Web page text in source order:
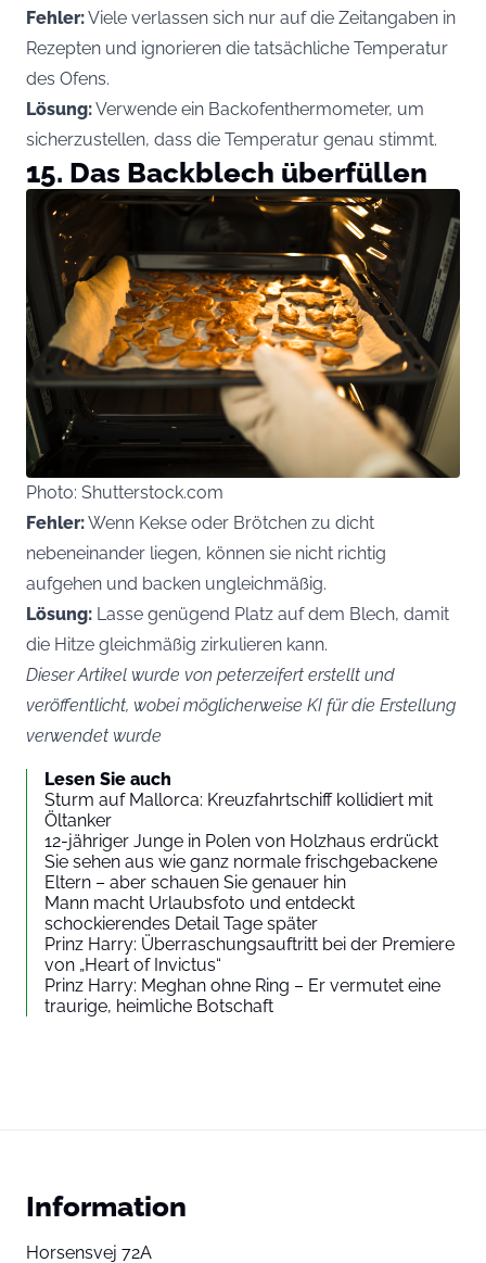
Fehler:Viele verlassen sich nur auf die Zeitangaben in
Rezepten und ignorieren die tatsächliche Temperatur
des Ofens.
Lösung:Verwende ein Backofenthermometer, um
sicherzustellen, dass die Temperatur genau stimmt.
15. Das Backblech überfüllen
Photo: Shutterstock.com
Fehler:Wenn Kekse oder Brötchen zu dicht
nebeneinander liegen, können sie nicht richtig
aufgehen und backen ungleichmäßig.
Lösung: Lasse genügend Platz auf dem Blech, damit
die Hitze gleichmäßig zirkulieren kann.
Dieser Artikel wurde von peterzeifert erstellt und
veröffentlicht, wobei möglicherweise KI für die Erstellung
verwendet wurde
Lesen Sie auch
Sturm auf Mallorca: Kreuzfahrtschiff kollidiert mit
Öltanker
12-jähriger Junge in Polen von Holzhaus erdrückt
Sie sehen aus wie ganz normale frischgebackene
Eltern – aber schauen Sie genauer hin
Mann macht Urlaubsfoto und entdeckt
schockierendes Detail Tage später
Prinz Harry: Überraschungsauftritt bei der Premiere
von „Heart of Invictus“
Prinz Harry: Meghan ohne Ring – Er vermutet eine
traurige, heimliche Botschaft
Information
Horsensvej 72A